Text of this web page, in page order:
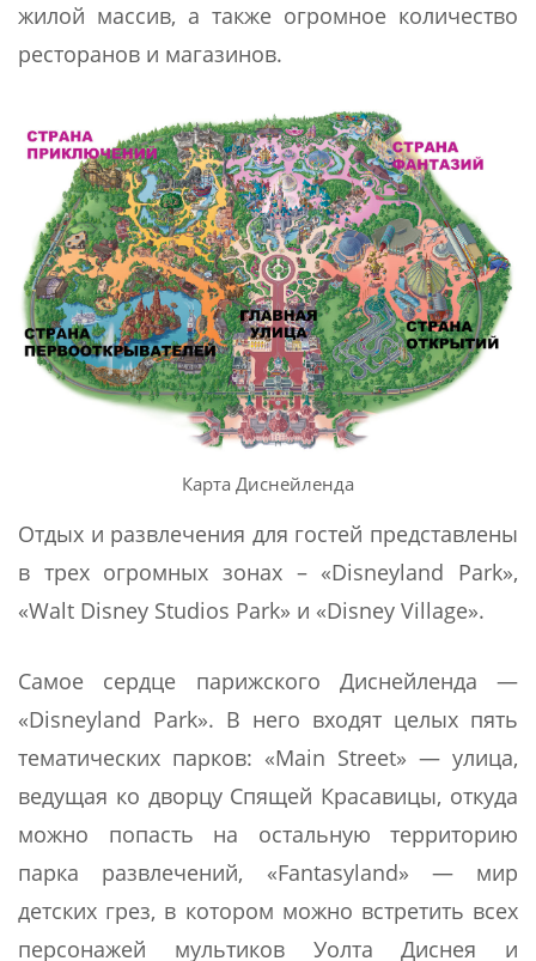
жилой массив, а также огромное количество
ресторанов и магазинов.
Карта Диснейленда
Отдых и развлечения для гостей представлены
в трех огромных зонах – «Disneyland Park»,
«Walt Disney Studios Park» и «Disney Village».
Самое сердце парижского Диснейленда —
«Disneyland Park». В него входят целых пять
тематических парков: «Main Street» — улица,
ведущая ко дворцу Спящей Красавицы, откуда
можно попасть на остальную территорию
парка развлечений, «Fantasyland» — мир
детских грез, в котором можно встретить всех
персонажей мультиков Уолта Диснея и